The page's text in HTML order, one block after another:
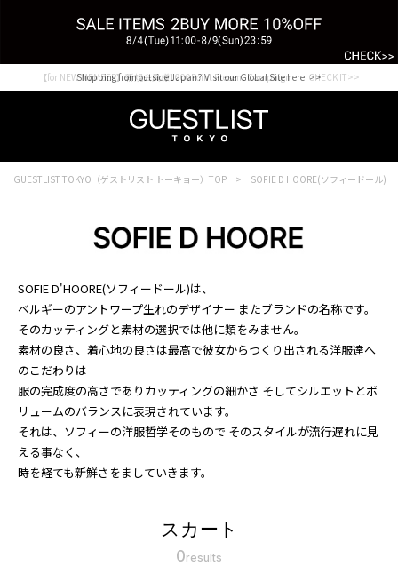
Shopping from outside Japan? Visit our Global Site here. >>
【for NEW MEMBER】新規会員様1000Point Present Campaign CHECK IT>>
GUESTLIST TOKYO（ゲストリスト トーキョー）TOP SOFIE D HOORE(ソフィードール)
SOFIE D'HOORE(ソフィードール)は、
ベルギーのアントワープ生れのデザイナー またブランドの名称です。
そのカッティングと素材の選択では他に類をみません。
素材の良さ、着心地の良さは最高で彼女からつくり出される洋服達へ
のこだわりは
服の完成度の高さでありカッティングの細かさ そしてシルエットとボ
リュームのバランスに表現されています。
それは、ソフィーの洋服哲学そのもので そのスタイルが流行遅れに見
える事なく、
時を経ても新鮮さをましていきます。
スカート
0results